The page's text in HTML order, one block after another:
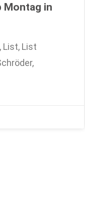
Montag in
List, List